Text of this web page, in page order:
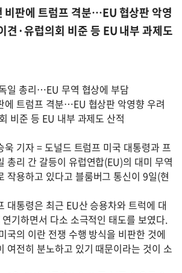
비판에 트럼프 격분…EU 협상판 악영
견·유럽의회 비준 등 EU 내부 과제도
일 총리…EU 무역 협상에 부담
에 트럼프 격분…EU 협상판 악영향 우려
비준 등 EU 내부 과제도 산적
욱 기자 = 도널드 트럼프 미국 대통령과 프
총리 간 갈등이 유럽연합(EU)의 대미 무역
작용하고 있다고 블룸버그 통신이 9일(현
대통령은 최근 EU산 승용차와 트럭에 대
기하면서 다소 소극적인 태도를 보였다.
국의 이란 전쟁 수행 방식을 비판한 것에
여전히 분노하고 있기 때문이라는 것이 소